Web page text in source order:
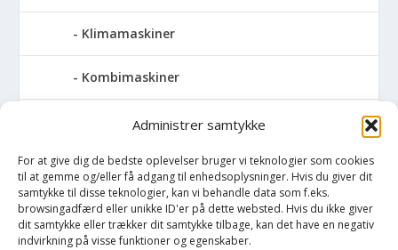
Administrer samtykke
For at give dig de bedste oplevelser bruger vi teknologier som cookies
til at gemme og/eller få adgang til enhedsoplysninger. Hvis du giver dit
samtykke til disse teknologier, kan vi behandle data som f.eks.
browsingadfærd eller unikke ID'er på dette websted. Hvis du ikke giver
dit samtykke eller trækker dit samtykke tilbage, kan det have en negativ
indvirkning på visse funktioner og egenskaber.
Klimamaskiner
Kombimaskiner
Kompressor
Pressemaskiner
Save